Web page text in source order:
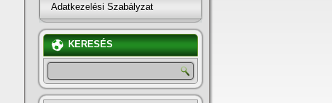
Adatkezelési Szabályzat
KERESÉS